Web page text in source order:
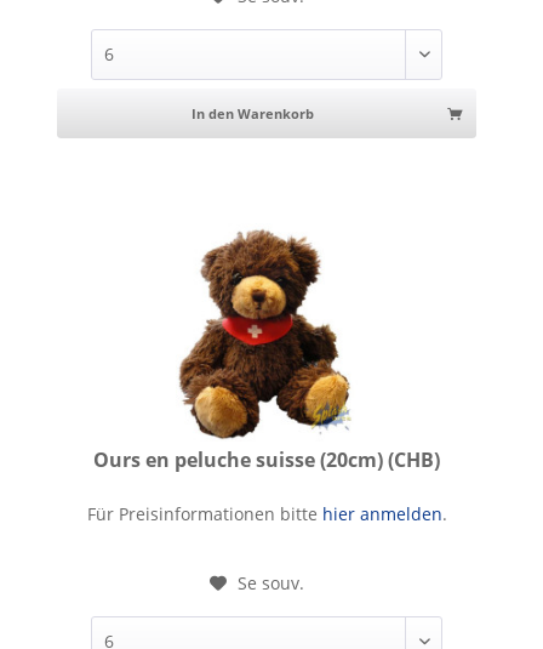
In den Warenkorb
Ours en peluche suisse (20cm) (CHB)
Ours en peluche suisse (20cm)
Für Preisinformationen bitte hier anmelden.
Se souv.